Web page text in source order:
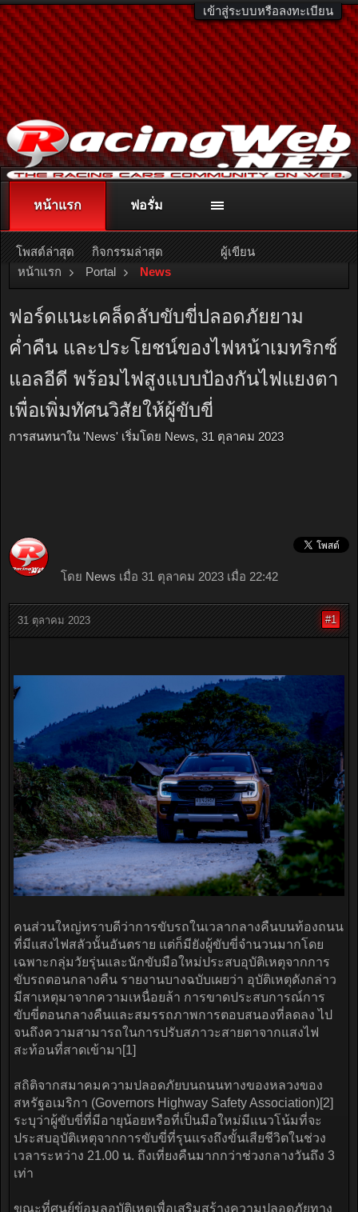
เข้าสู่ระบบหรือลงทะเบียน
ติดต่อลงโฆษณา racingweb@gmail.comหรือโทร. 081-811-1138
หรืออ่านรายละเอียดเพิ่มเติม คลิกที่นี่
หน้าแรก Portal News
ฟอร์ดแนะเคล็ดลับขับขี่ปลอดภัยยาม
ค่ำคืน และประโยชน์ของไฟหน้าเมทริกซ์
แอลอีดี พร้อมไฟสูงแบบป้องกันไฟแยงตา
เพื่อเพิ่มทัศนวิสัยให้ผู้ขับขี่
การสนทนาใน 'News' เริ่มโดย News, 31 ตุลาคม 2023
โดย News เมื่อ 31 ตุลาคม 2023 เมื่อ 22:42
31 ตุลาคม 2023 #1
คนส่วนใหญ่ทราบดีว่าการขับรถในเวลากลางคืนบนท้องถนน
ที่มีแสงไฟสลัวนั้นอันตราย แต่ก็มียังผู้ขับขี่จำนวนมากโดย
เฉพาะกลุ่มวัยรุ่นและนักขับมือใหม่ประสบอุบัติเหตุจากการ
ขับรถตอนกลางคืน รายงานบางฉบับเผยว่า อุบัติเหตุดังกล่าว
มีสาเหตุมาจากความเหนื่อยล้า การขาดประสบการณ์การ
ขับขี่ตอนกลางคืนและสมรรถภาพการตอบสนองที่ลดลง ไป
จนถึงความสามารถในการปรับสภาวะสายตาจากแสงไฟ
สะท้อนที่สาดเข้ามา[1]
สถิติจากสมาคมความปลอดภัยบนถนนทางของหลวงของ
สหรัฐอเมริกา (Governors Highway Safety Association)[2]
ระบุว่าผู้ขับขี่ที่มีอายุน้อยหรือที่เป็นมือใหม่มีแนวโน้มที่จะ
ประสบอุบัติเหตุจากการขับขี่ที่รุนแรงถึงขั้นเสียชีวิตในช่วง
เวลาระหว่าง 21.00 น. ถึงเที่ยงคืนมากกว่าช่วงกลางวันถึง 3
เท่า
ขณะที่ศูนย์ข้อมูลอุบัติเหตุเพื่อเสริมสร้างความปลอดภัยทาง
หน้าแรก
โพสต์ล่าสุด กิจกรรมล่าสุด ผู้เขียน
ฟอรั่ม